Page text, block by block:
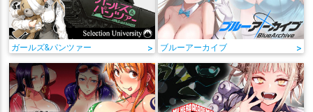
ガールズ&パンツァー > ブルーアーカイブ >